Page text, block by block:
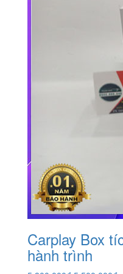
Carplay Box
hành trình